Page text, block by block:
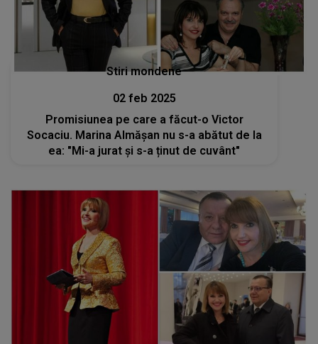
Stiri mondene
02 feb 2025
Promisiunea pe care a făcut-o Victor
Socaciu. Marina Almășan nu s-a abătut de la
ea: "Mi-a jurat și s-a ținut de cuvânt"